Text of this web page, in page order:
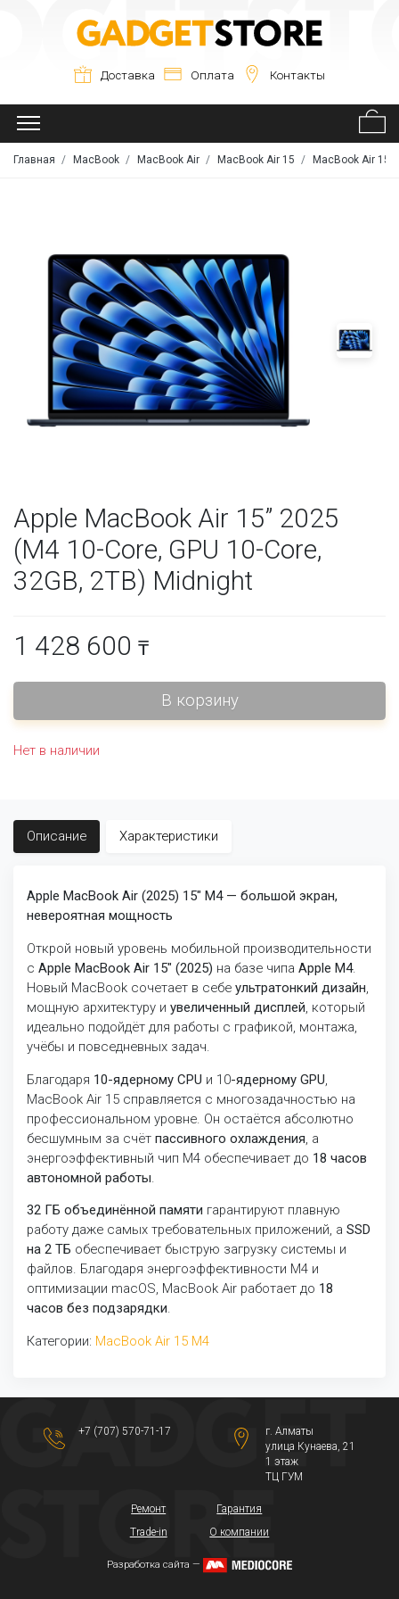
Доставка Оплата Контакты
Главная MacBook MacBook Air MacBook Air 15 MacBook Air 15
Apple MacBook Air 15” 2025
(M4 10-Core, GPU 10-Core,
32GB, 2TB) Midnight
1 428 600 ₸
Нет в наличии
Описание Характеристики
Apple MacBook Air (2025) 15″ M4 — большой экран,
невероятная мощность
Открой новый уровень мобильной производительности
с Apple MacBook Air 15″ (2025) на базе чипа Apple M4.
Новый MacBook сочетает в себе ультратонкий дизайн,
мощную архитектуру и увеличенный дисплей, который
идеально подойдёт для работы с графикой, монтажа,
учёбы и повседневных задач.
Благодаря 10-ядерному CPU и 10-ядерному GPU
MacBook Air 15 справляется с многозадачностью на
профессиональном уровне. Он остаётся абсолютно
бесшумным за счёт пассивного охлаждения , а
энергоэффективный чип M4 обеспечивает до 18 часов
автономной работы
32 ГБ объединённой памяти гарантируют плавную
работу даже самых требовательных приложений, а SSD
на 2 ТБ обеспечивает быструю загрузку системы и
файлов. Благодаря энергоэффективности M4 и
оптимизации macOS, MacBook Air работает до 18
часов без подзарядки.
Категории: MacBook Air 15 M4
+7 (707) 570-71-17
г. Алматы
​улица Кунаева, 21​
1 этаж
ТЦ ГУМ
Ремонт
Trade-in
Гарантия
О компании
Разработка сайта —